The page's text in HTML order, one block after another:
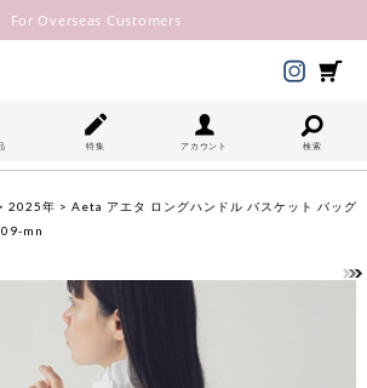
For Overseas Customers
特集 アカウント 検索
2025年 > Aeta アエタ ロングハンドル バスケット バッグ
mn